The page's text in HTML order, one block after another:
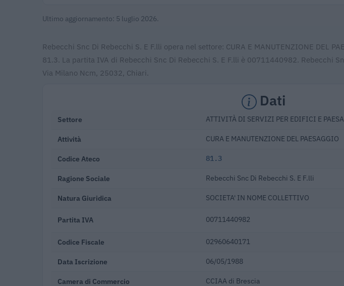
Ultimo aggiornamento: 5 luglio 2026.
Rebecchi Snc Di Rebecchi S. E F.lli opera nel settore: CURA E MANUTENZIONE DEL
81.3. La partita IVA di Rebecchi Snc Di Rebecchi S. E F.lli è 00711440982. Rebecchi
Via Milano Ncm, 25032, Chiari.
Dati
Settore ATTIVITÀ DI SERVIZI PER EDIFICI E
Attività CURA E MANUTENZIONE DEL PAESAGGIO
Codice Ateco 81.3
Ragione Sociale Rebecchi Snc Di Rebecchi S. E F.lli
Natura Giuridica SOCIETA' IN NOME COLLETTIVO
Partita IVA 00711440982
Codice Fiscale 02960640171
Data Iscrizione 06/05/1988
Camera di Commercio CCIAA di Brescia